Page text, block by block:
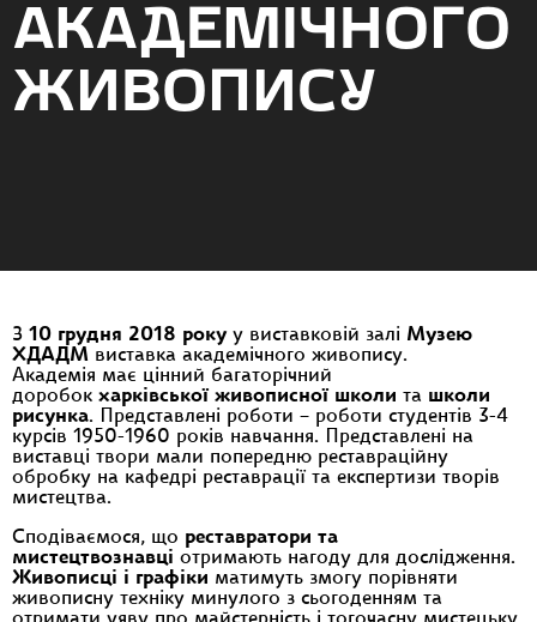
АКАДЕМІЧНОГО
ЖИВОПИСУ
З 10 грудня 2018 рокуу виставковій залі Музею
ХДАДМ виставка академічного живопису.
Академія має цінний багаторічний
доробок харківської живописної школи та школи
рисунка. Представлені роботи – роботи студентів 3-4
курсів 1950-1960 років навчання. Представлені на
виставці твори мали попередню реставраційну
обробку на кафедрі реставрації та експертизи творів
мистецтва.
Сподіваємося, що реставратори та
мистецтвознавці отримають нагоду для дослідження.
Живописці і графіки матимуть змогу порівняти
живописну техніку минулого з сьогоденням та